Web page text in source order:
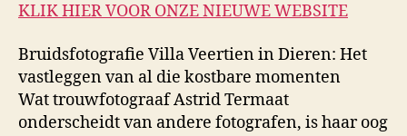
KLIK HIER VOOR ONZE NIEUWE WEBSITE
Bruidsfotografie Villa Veertien in Dieren: Het
vastleggen van al die kostbare momenten
Wat trouwfotograaf Astrid Termaat
onderscheidt van andere fotografen, is haar oog